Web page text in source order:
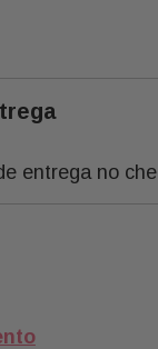
entrega no